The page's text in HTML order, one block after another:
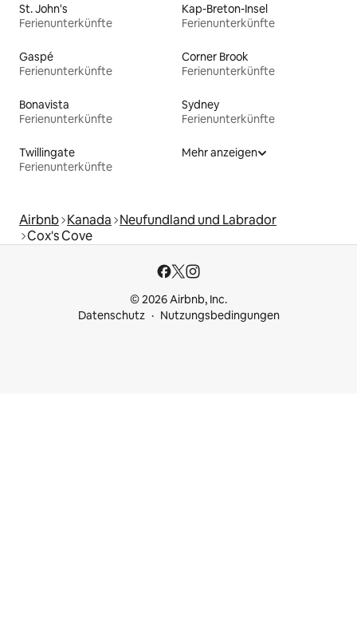
St. John's
Ferienunterkünfte
Kap-Breton-Insel
Ferienunterkünfte
Gaspé
Ferienunterkünfte
Corner Brook
Ferienunterkünfte
Bonavista
Ferienunterkünfte
Sydney
Ferienunterkünfte
Twillingate
Ferienunterkünfte
Mehr anzeigen
Airbnb Kanada Neufundland und Labrador
Cox's Cove
© 2026 Airbnb, Inc.
Datenschutz
Nutzungsbedingungen